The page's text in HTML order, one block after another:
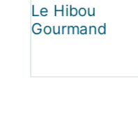
Le Hibou
Gourmand